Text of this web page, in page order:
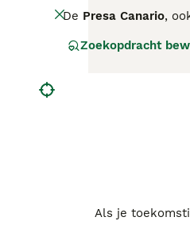
De Presa Canario,
kenmerkende
die een
belangrijk om te
essentieel om je
Zoekopdracht
Als je